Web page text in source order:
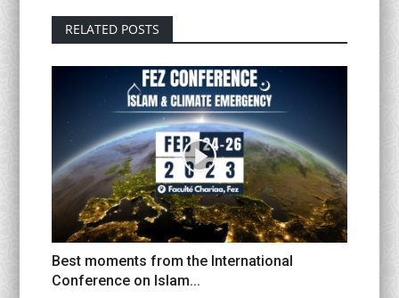
RELATED POSTS
Best moments from the International
Conference on Islam...